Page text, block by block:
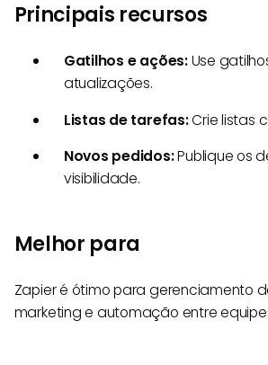
Principais recursos
Gatilhos e ações:Use
atualizações.
Listas de tarefas:Crie listas
Novos pedidos:Publique os
visibilidade.
Melhor para
Zapier é ótimo para gerenciamento
marketing e automação entre